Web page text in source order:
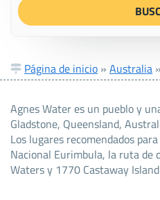
Página de inicio » Australia »
Agnes Water es un pueblo y
Gladstone, Queensland,
Los lugares recomendados
Nacional Eurimbula, la ruta de
Waters y 1770 Castaway